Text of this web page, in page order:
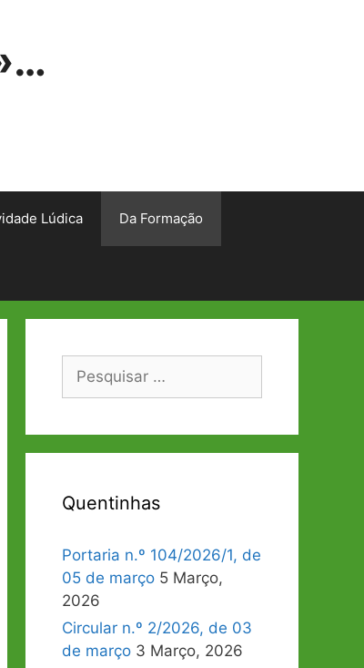
Lúdica Da Formação
Pesquisar
Quentinhas
Portaria n.º 104/2026/1, de
05 de março 5 Março,
2026
Circular n.º 2/2026, de 03
de março 3 Março, 2026